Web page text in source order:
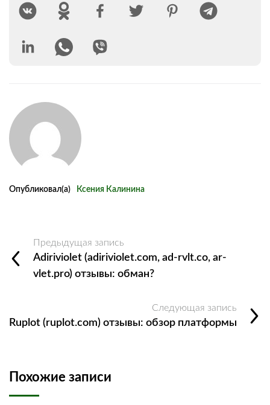
Опубликовал(а) Ксения Калинина
Предыдущая запись
Adiriviolet (adiriviolet.com, ad-rvlt.co, ar-
vlet.pro) отзывы: обман?
Следующая запись
Ruplot (ruplot.com) отзывы: обзор платформы
Похожие записи